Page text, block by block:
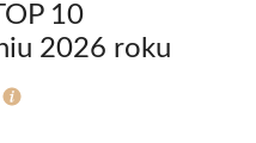
10
2026 roku